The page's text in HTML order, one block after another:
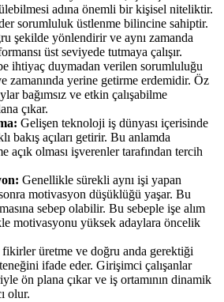
adına önemli bir kişisel niteliktir.
sorumluluk üstlenme bilincine sahiptir.
şekilde yönlendirir ve aynı zamanda
üst seviyede tutmaya çalışır.
ihtiyaç duymadan verilen sorumluluğu
zamanında yerine getirme erdemidir. Öz
bağımsız ve etkin çalışabilme
çıkar.
Gelişen teknoloji iş dünyası içerisinde
bakış açıları getirir. Bu anlamda
açık olması işverenler tarafından tercih
Genellikle sürekli aynı işi yapan
motivasyon düşüklüğü yaşar. Bu
sebep olabilir. Bu sebeple işe alım
motivasyonu yüksek adaylara öncelik
üretme ve doğru anda gerektiği
ifade eder. Girişimci çalışanlar
ön plana çıkar ve iş ortamının dinamik
olur.